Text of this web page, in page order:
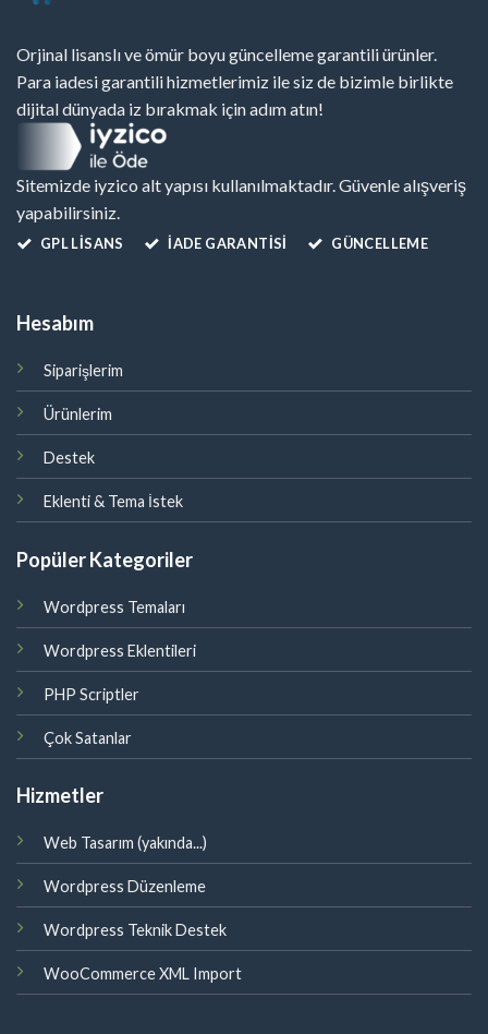
Orjinal lisanslı ve ömür boyu güncelleme garantili ürünler.
Para iadesi garantili hizmetlerimiz ile siz de bizimle birlikte
dijital dünyada iz bırakmak için adım atın!
Sitemizde iyzico alt yapısı kullanılmaktadır. Güvenle alışveriş
yapabilirsiniz.
GPL LISANS İADE GARANTİSİ GÜNCELLEME
Hesabım
Siparişlerim
Ürünlerim
Destek
Eklenti & Tema İstek
Popüler Kategoriler
Wordpress Temaları
Wordpress Eklentileri
PHP Scriptler
Çok Satanlar
Hizmetler
Web Tasarım (yakında...)
Wordpress Düzenleme
Wordpress Teknik Destek
WooCommerce XML Import